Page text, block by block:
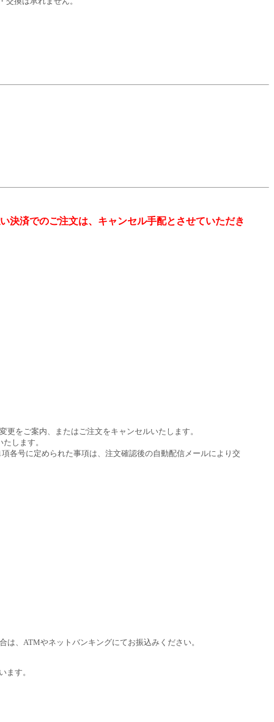
決済でのご注文は、キャンセル手配とさせていただき
をご案内、またはご注文をキャンセルいたします。
します。
各号に定められた事項は、注文確認後の自動配信メールにより交
、ATMやネットバンキングにてお振込みください。
ます。